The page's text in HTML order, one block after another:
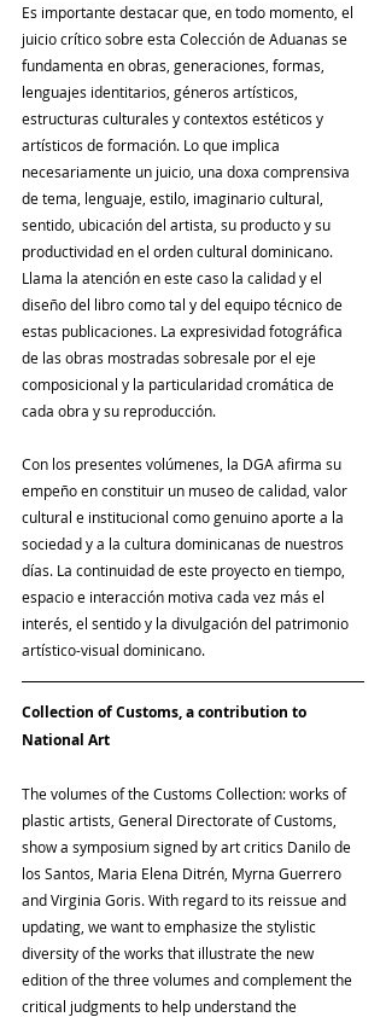
Es importante destacar que, en todo momento, el
juicio crítico sobre esta Colección de Aduanas se
fundamenta en obras, generaciones, formas,
lenguajes identitarios, géneros artísticos,
estructuras culturales y contextos estéticos y
artísticos de formación. Lo que implica
necesariamente un juicio, una doxa comprensiva
de tema, lenguaje, estilo, imaginario cultural,
sentido, ubicación del artista, su producto y su
productividad en el orden cultural dominicano.
Llama la atención en este caso la calidad y el
diseño del libro como tal y del equipo técnico de
estas publicaciones. La expresividad fotográfica
de las obras mostradas sobresale por el eje
composicional y la particularidad cromática de
cada obra y su reproducción.
Con los presentes volúmenes, la DGA afirma su
empeño en constituir un museo de calidad, valor
cultural e institucional como genuino aporte a la
sociedad y a la cultura dominicanas de nuestros
días. La continuidad de este proyecto en tiempo,
espacio e interacción motiva cada vez más el
interés, el sentido y la divulgación del patrimonio
artístico-visual dominicano.
Collection of Customs, a contribution to
National Art
The volumes of the Customs Collection: works of
plastic artists, General Directorate of Customs,
show a symposium signed by art critics Danilo de
los Santos, Maria Elena Ditrén, Myrna Guerrero
and Virginia Goris. With regard to its reissue and
updating, we want to emphasize the stylistic
diversity of the works that illustrate the new
edition of the three volumes and complement the
critical judgments to help understand the